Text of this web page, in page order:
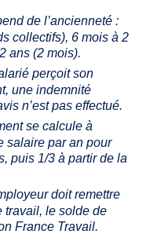
de l’ancienneté :
collectifs), 6 mois à 2
ans (2 mois).
perçoit son
une indemnité
n’est pas effectué.
se calcule à
salaire par an pour
puis 1/3 à partir de la
doit remettre
travail, le solde de
France Travail.